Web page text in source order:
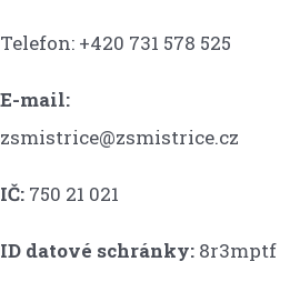
Telefon: +420 731 578 525
E-mail:
zsmistrice@zsmistrice.cz
IČ: 750 21 021
ID datové schránky: 8r3mptf